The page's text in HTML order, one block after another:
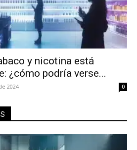
y nicotina está
¿cómo podría verse...
2024 0